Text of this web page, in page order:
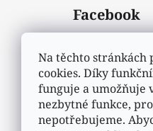
Na těchto stránkách
cookies. Díky
funguje a umožňuje
nezbytné funkce,
nepotřebujeme.
Facebook